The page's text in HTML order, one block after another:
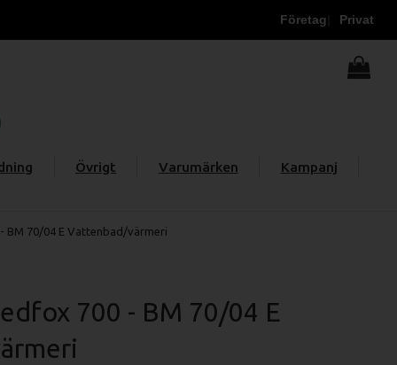
Företag Privat
Övrigt Varumärken
Kampanj
- BM 70/04 E Vattenbad/värmeri
700 - BM 70/04 E